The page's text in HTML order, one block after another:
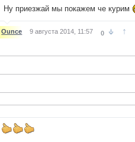
Ну приезжай мы покажем че курим
Ounce 9 августа 2014, 11:57 0 ↑